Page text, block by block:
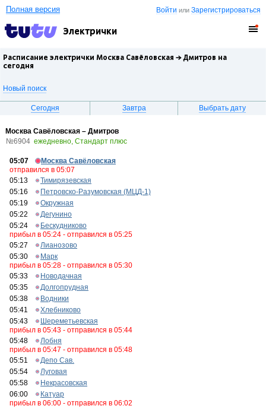
Войти илиЗарегистрироваться
Полная версия
Электрички
Расписание электрички Москва Савёловская →Дмитров на
сегодня
Новый поиск
Сегодня Завтра Выбрать дату
Москва Савёловская – Дмитров
№6904 ежедневно, Стандарт плюс
05:07
Москва Савёловская
отправился в 05:07
05:13
Тимирязевская
05:16
Петровско-Разумовская (МЦД-1)
05:19
Окружная
05:22
Дегунино
05:24
Бескудниково
прибыл в 05:24 - отправился в 05:25
05:27
Лианозово
05:30
Марк
прибыл в 05:28 - отправился в 05:30
05:33
Новодачная
05:35
Долгопрудная
05:38
Водники
05:41
Хлебниково
05:43
Шереметьевская
прибыл в 05:43 - отправился в 05:44
05:48
Лобня
прибыл в 05:47 - отправился в 05:48
05:51
Депо Сав.
05:54
Луговая
05:58
Некрасовская
06:00
Катуар
прибыл в 06:00 - отправился в 06:02